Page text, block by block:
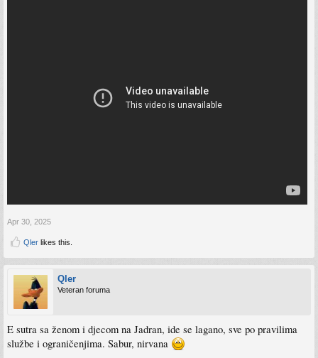
Apr 30, 2025
Qler likes this.
Qler
Veteran foruma
E sutra sa ženom i djecom na Jadran, ide se lagano, sve po pravilima
službe i ograničenjima. Sabur, nirvana